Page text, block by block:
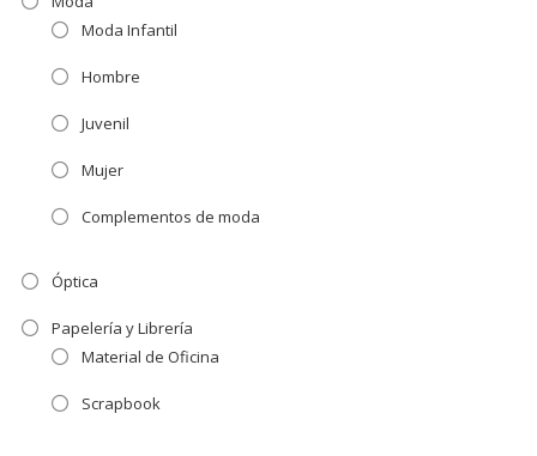
Moda Infantil
Hombre
Juvenil
Mujer
Complementos de moda
Óptica
Papelería y Librería
Material de Oficina
Scrapbook